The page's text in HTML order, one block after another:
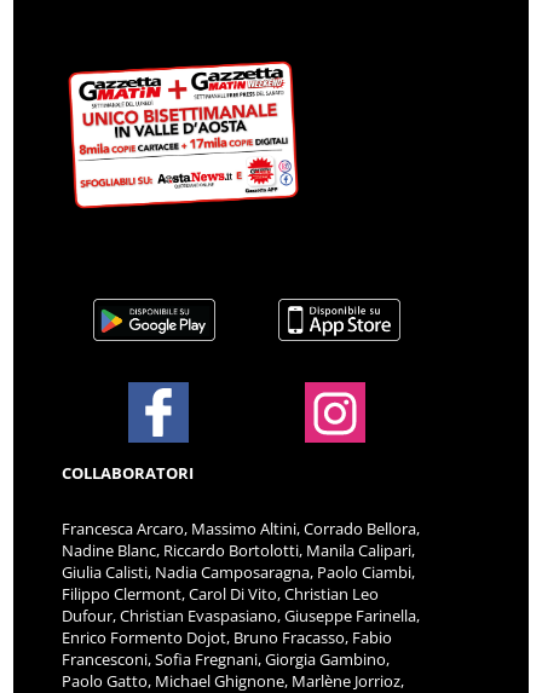
COLLABORATORI
Francesca Arcaro, Massimo Altini, Corrado Bellora,
Nadine Blanc, Riccardo Bortolotti, Manila Calipari,
Giulia Calisti, Nadia Camposaragna, Paolo Ciambi,
Filippo Clermont, Carol Di Vito, Christian Leo
Dufour, Christian Evaspasiano, Giuseppe Farinella,
Enrico Formento Dojot, Bruno Fracasso, Fabio
Francesconi, Sofia Fregnani, Giorgia Gambino,
Paolo Gatto, Michael Ghignone, Marlène Jorrioz,